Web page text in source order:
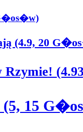
(4.9, 20
Rzymie!
(5, 15